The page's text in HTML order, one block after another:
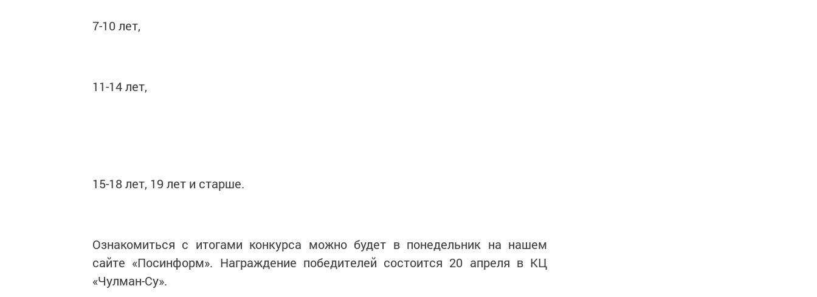
7-10 лет,
11-14 лет,
15-18 лет, 19 лет и старше.
Ознакомиться с итогами конкурса можно будет в понедельник на нашем
сайте «Посинформ». Награждение победителей состоится 20 апреля в КЦ
«Чулман-Су».